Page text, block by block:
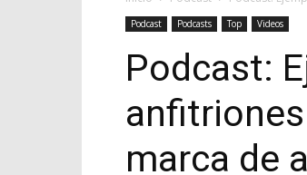
Podcast Podcasts Top Videos
Podcast:
marca de